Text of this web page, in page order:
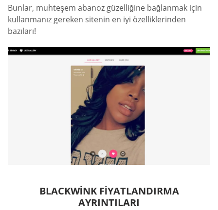
Bunlar, muhteşem abanoz güzelliğine bağlanmak için
kullanmanız gereken sitenin en iyi özelliklerinden
bazıları!
BLACKWINK FIYATLANDIRMA
AYRINTILARI